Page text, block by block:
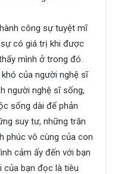
công sự tuyệt mĩ
có giá trị khi được
mình ở trong đó.
của người nghệ sĩ
người nghệ sĩ sống,
sống dài để phản
suy tư, những trăn
phúc vô cùng của con
cảm ấy đến với bạn
của bạn đọc là tiêu